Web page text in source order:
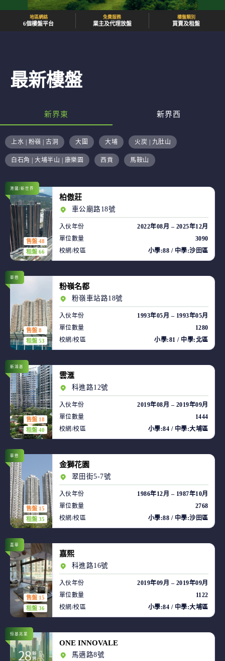
地區網絡
6個樓盤平台
免費服務
業主及代理放盤
樓盤類別
買賣及租盤
最新樓盤
新界東 新界西
上水 | 粉嶺 | 古洞 大圍 大埔 火炭 | 九肚山
白石角 | 大埔半山 | 康樂園 西貢 馬鞍山
售盤 48
租盤 66
港鐵/新世界
柏傲莊
車公廟路18號
入伙年份
2022年08月 – 2025年12月
單位數量
3090
校網/校區
小學:88 / 中學:沙田區
售盤 8
租盤 53
華懋
粉嶺名都
粉嶺車站路18號
入伙年份
1993年05月 – 1993年05月
單位數量
1280
校網/校區
小學:81 / 中學:北區
售盤 18
租盤 40
新鴻基
雲滙
科進路12號
入伙年份
2019年08月 – 2019年09月
單位數量
1444
校網/校區
小學:84 / 中學:大埔區
售盤 15
租盤 35
華懋
金獅花園
翠田街5-7號
入伙年份
1986年12月 – 1987年10月
單位數量
2768
校網/校區
小學:88 / 中學:沙田區
售盤 15
租盤 36
嘉華
嘉熙
科進路16號
入伙年份
2019年09月 – 2019年09月
單位數量
1122
校網/校區
小學:84 / 中學:大埔區
恒基兆業
ONE INNOVALE
馬適路8號